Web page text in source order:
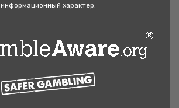
информационный характер.